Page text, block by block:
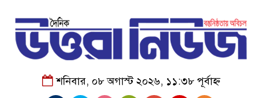
শনিবার, ০৮ অগাস্ট ২০২৬, ১১:৩৮ পূর্বাহ্ন